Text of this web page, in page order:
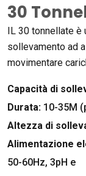
30
IL 30 tonnellate è
sollevamento ad
movimentare
Capacità di
Durata: 10-35M
Altezza di
Alimentazione
50-60Hz, 3pH e